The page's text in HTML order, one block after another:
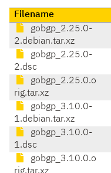
Filename
gobgp_2.25.0-
2.debian.tar.xz
gobgp_2.25.0-
2.dsc
gobgp_2.25.0.o
rig.tar.xz
gobgp_3.10.0-
1.debian.tar.xz
gobgp_3.10.0-
1.dsc
gobgp_3.10.0.o